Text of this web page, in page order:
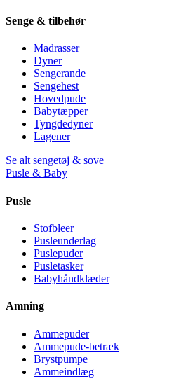
Senge & tilbehør
Madrasser
Dyner
Sengerande
Sengehest
Hovedpude
Babytæpper
Tyngdedyner
Lagener
Se alt sengetøj & sove
Pusle & Baby
Pusle
Stofbleer
Pusleunderlag
Puslepuder
Pusletasker
Babyhåndklæder
Amning
Ammepuder
Ammepude-betræk
Brystpumpe
Ammeindlæg